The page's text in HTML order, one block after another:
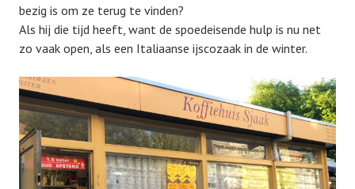
bezig is om ze terug te vinden?
Als hij die tijd heeft, want de spoedeisende hulp is nu net
zo vaak open, als een Italiaanse ijscozaak in de winter.